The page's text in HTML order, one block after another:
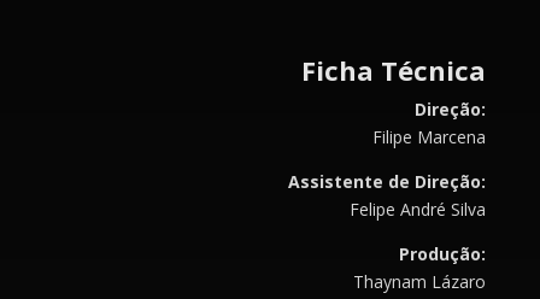
Ficha Técnica
Direção:
Filipe Marcena
Assistente de Direção:
Felipe André Silva
Produção:
Thaynam Lázaro